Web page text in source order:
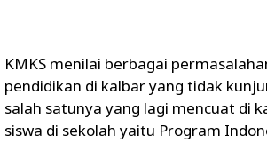
KMKS menilai berbagai
pendidikan di kalbar yang tidak
salah satunya yang lagi mencuat di
siswa di sekolah yaitu Program